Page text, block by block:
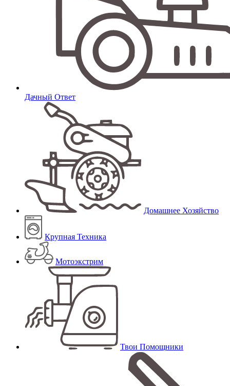
Дачный Ответ
Домашнее Хозяйство
Крупная Техника
Мотоэкстрим
Твои Помощники